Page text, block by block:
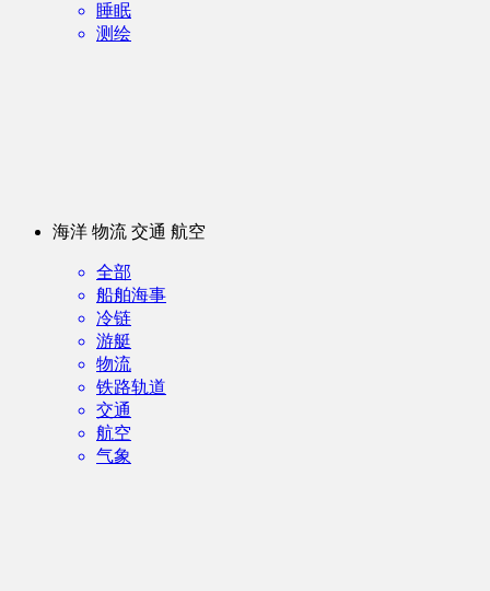
睡眠
测绘
海洋 物流 交通 航空
全部
船舶海事
冷链
游艇
物流
铁路轨道
交通
航空
气象